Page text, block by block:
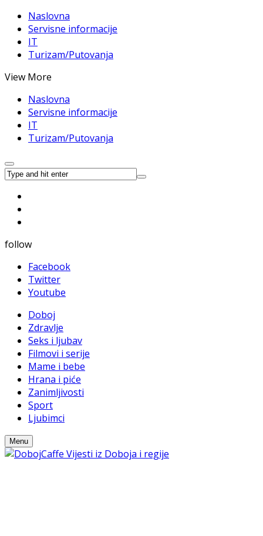
Naslovna
Servisne informacije
IT
Turizam/Putovanja
View More
Naslovna
Servisne informacije
IT
Turizam/Putovanja
follow
Facebook
Twitter
Youtube
Doboj
Zdravlje
Seks i ljubav
Filmovi i serije
Mame i bebe
Hrana i piće
Zanimljivosti
Sport
Ljubimci
Menu